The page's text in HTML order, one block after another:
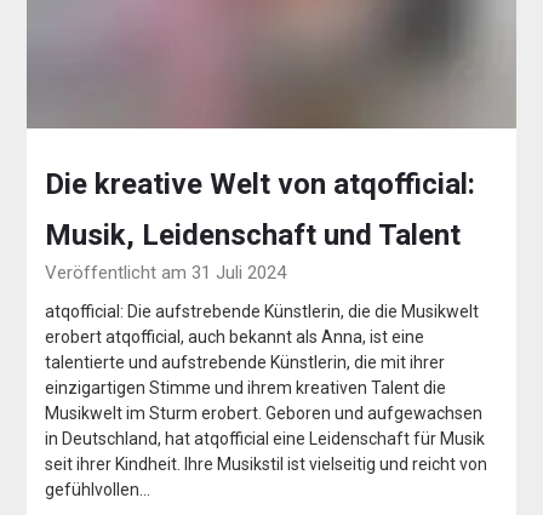
Die kreative Welt von atqofficial:
Musik, Leidenschaft und Talent
Veröffentlicht am 31 Juli 2024
atqofficial: Die aufstrebende Künstlerin, die die Musikwelt
erobert atqofficial, auch bekannt als Anna, ist eine
talentierte und aufstrebende Künstlerin, die mit ihrer
einzigartigen Stimme und ihrem kreativen Talent die
Musikwelt im Sturm erobert. Geboren und aufgewachsen
in Deutschland, hat atqofficial eine Leidenschaft für Musik
seit ihrer Kindheit. Ihre Musikstil ist vielseitig und reicht von
gefühlvollen…